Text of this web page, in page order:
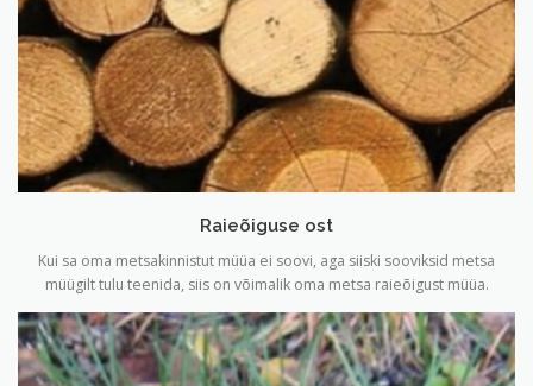
Raieõiguse ost
Kui sa oma metsakinnistut müüa ei soovi, aga siiski sooviksid metsa
müügilt tulu teenida, siis on võimalik oma metsa raieõigust müüa.